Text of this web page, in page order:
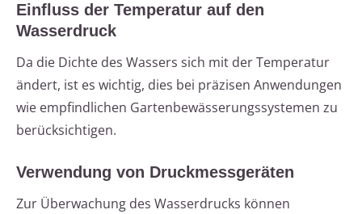
Einfluss der Temperatur auf den
Wasserdruck
Da die Dichte des Wassers sich mit der Temperatur
ändert, ist es wichtig, dies bei präzisen Anwendungen
wie empfindlichen Gartenbewässerungssystemen zu
berücksichtigen.
Verwendung von Druckmessgeräten
Zur Überwachung des Wasserdrucks können